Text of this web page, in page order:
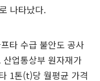
나타났다.
타 수급 불안도 공사
업통상부 원자재가
1톤(t)당 월평균 가격